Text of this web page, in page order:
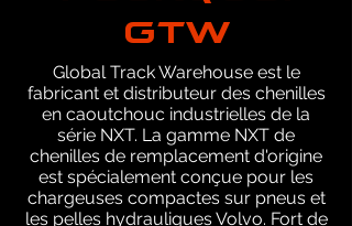
GTW
Global Track Warehouse est le
fabricant et distributeur des chenilles
en caoutchouc industrielles de la
série NXT. La gamme NXT de
chenilles de remplacement d'origine
est spécialement conçue pour les
chargeuses compactes sur pneus et
les pelles hydrauliques Volvo. Fort de